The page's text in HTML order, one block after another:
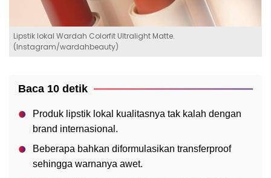
Lipstik lokal Wardah Colorfit Ultralight Matte.
(Instagram/wardahbeauty)
Baca 10 detik
Produk lipstik lokal kualitasnya tak kalah dengan
brand internasional.
Beberapa bahkan diformulasikan transferproof
sehingga warnanya awet.